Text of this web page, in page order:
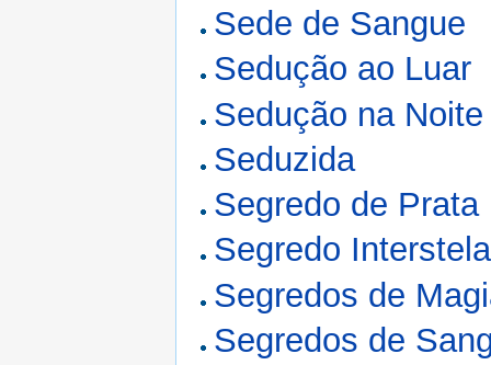
Sede de Sangue
Sedução ao Luar
Sedução na Noite
Seduzida
Segredo de Prata
Segredo
Segredos de
Segredos de